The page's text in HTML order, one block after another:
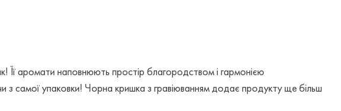
Її аромати наповнюють простір благородством і гармонією
з самої упаковки! Чорна кришка з гравіюванням додає продукту ще більш